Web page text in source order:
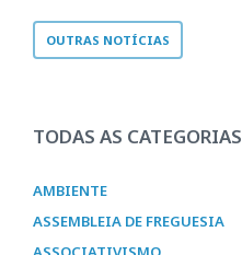
OUTRAS NOTÍCIAS
TODAS AS CATEGORIAS
AMBIENTE
ASSEMBLEIA DE FREGUESIA